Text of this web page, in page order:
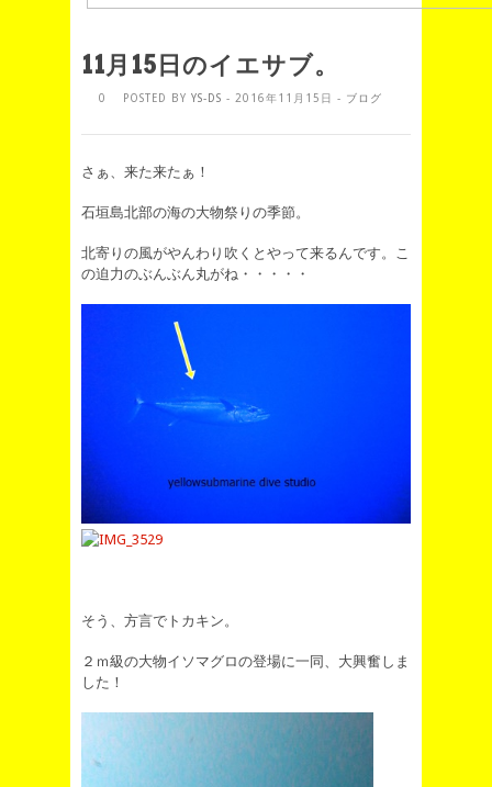
11月15日のイエサブ。
0 POSTED BY YS-DS - 2016年11月15日 - ブログ
さぁ、来た来たぁ！
石垣島北部の海の大物祭りの季節。
北寄りの風がやんわり吹くとやって来るんです。こ
の迫力のぶんぶん丸がね・・・・・
そう、方言でトカキン。
２ｍ級の大物イソマグロの登場に一同、大興奮しま
した！